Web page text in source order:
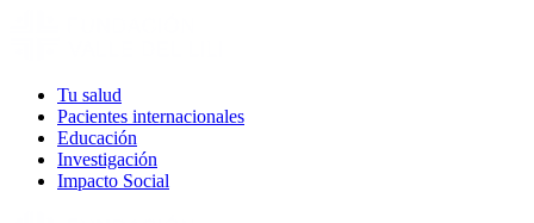
Tu salud
Pacientes internacionales
Educación
Investigación
Impacto Social